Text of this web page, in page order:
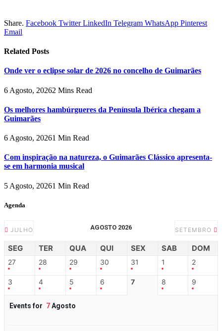
Share. Facebook Twitter LinkedIn Telegram WhatsApp Pinterest
Email
Related Posts
Onde ver o eclipse solar de 2026 no concelho de Guimarães
6 Agosto, 20262 Mins Read
Os melhores hambúrgueres da Península Ibérica chegam a
Guimarães
6 Agosto, 20261 Min Read
Com inspiração na natureza, o Guimarães Clássico apresenta-
se em harmonia musical
5 Agosto, 20261 Min Read
Agenda
JULHO AGOSTO 2026 SETEMBRO
SEG TER QUA QUI SEX SAB DOM
27 28 29 30 31 1 2
3 4 5 6 7 8 9
Events for 7Agosto